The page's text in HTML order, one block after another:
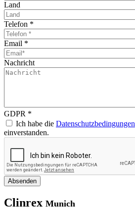
Land
Telefon *
Email *
Nachricht
GDPR *
Ich habe die Datenschutzbedingungen
einverstanden.
Clinrex Munich